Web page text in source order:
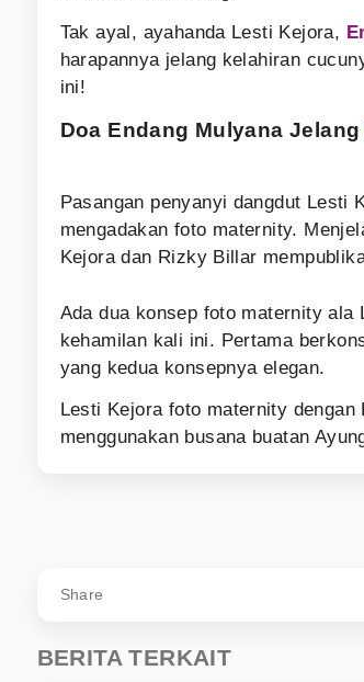
Tak ayal, ayahanda Lesti Kejora,
harapannya jelang kelahiran
ini!
Doa Endang Mulyana Jelang
Pasangan penyanyi dangdut Lesti
mengadakan foto maternity.
Kejora dan Rizky Billar
Ada dua konsep foto maternity
kehamilan kali ini. Pertama
yang kedua konsepnya elegan.
Lesti Kejora foto maternity
menggunakan busana buatan
Share
BERITA TERKAIT